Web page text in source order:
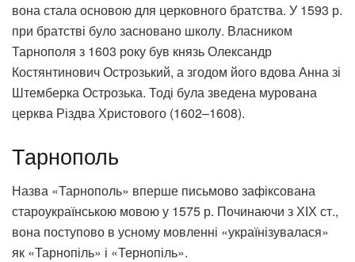
вона стала основою для церковного братства. У 1593 р.
при братстві було засновано школу. Власником
Тарнополя з 1603 року був князь Олександр
Костянтинович Острозький, а згодом його вдова Анна зі
Штемберка Острозька. Тоді була зведена мурована
церква Різдва Христового (1602–1608).
Тарнополь
Назва «Тарнополь» вперше письмово зафіксована
староукраїнською мовою у 1575 р. Починаючи з ХІХ ст.,
вона поступово в усному мовленні «українізувалася»
як «Тарнопіль» і «Тернопіль».